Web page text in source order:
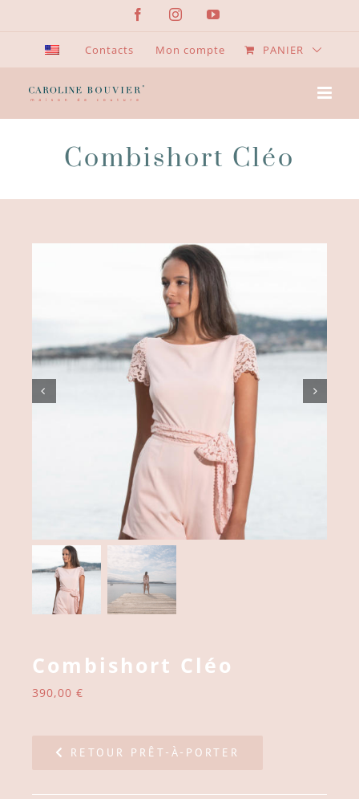
contenu
FacebookInstagramYouTube
Contacts Mon compte PANIER
Combishort Cléo
Combishort Cléo
390,00 €
RETOUR PRÊT-À-PORTER